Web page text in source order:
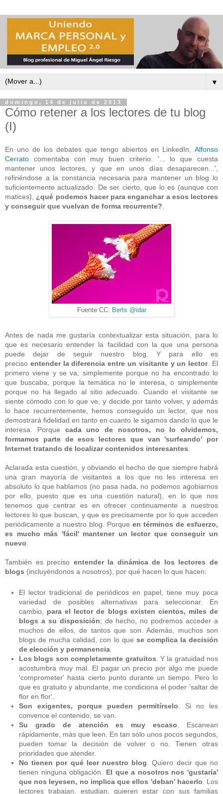
▼
domingo, 14 de julio de 2013
Cómo retener a los lectores de tu blog
(I)
En uno de los debates que tengo abiertos en LinkedIn, Alfonso
Cerrato comentaba con muy buen criterio: '... lo que cuesta
mantener unos lectores, y que en unos días desaparecen...',
refiriéndose a la constancia necesaria para mantener un blog lo
suficientemente actualizado. De ser cierto, que lo es (aunque con
matices),¿qué podemos hacer para enganchar a esos lectores
y conseguir que vuelvan de forma recurrente?.
Fuente CC: Berts @idar
Antes de nada me gustaría contextualizar esta situación, para lo
que es necesario entender la facilidad con la que una persona
puede dejar de seguir nuestro blog. Y para ello es
preciso entender la diferencia entre un visitante y un lector. El
primero viene y se va, simplemente porque no ha encontrado lo
que buscaba, porque la temática no le interesa, o simplemente
porque no ha llegado al sitio adecuado. Cuando el visitante se
siente cómodo con lo que ve, y decide por tanto volver, y además
lo hace recurrentemente, hemos conseguido un lector, que nos
demostrará fidelidad en tanto en cuanto le sigamos dando lo que le
interesa. Porque cada uno de nosotros, no lo olvidemos,
formamos parte de esos lectores que van 'surfeando' por
Internet tratando de localizar contenidos interesantes
Aclarada esta cuestión, y obviando el hecho de que siempre habrá
una gran mayoría de visitantes a los que no les interesa en
absoluto lo que hablamos (no pasa nada, no podemos agobiarnos
por ello, puesto que es una cuestión natural), en lo que nos
tenemos que centrar es en ofrecer continuamente a nuestros
lectores lo que buscan, y que es precisamente por lo que acceden
periódicamente a nuestro blog. Porque en términos de esfuerzo,
es mucho más 'fácil' mantener un lector que conseguir un
nuevo
También es preciso entender la dinámica de los lectores de
blogs (incluyéndonos a nosotros), por qué hacen lo que hacen:
El lector tradicional de periódicos en papel, tiene muy poca
variedad de posibles alternativas para seleccionar. En
cambio, para el lector de blogs existen cientos, miles de
blogs a su disposición; de hecho, no podremos acceder a
muchos de ellos, de tantos que son. Además, muchos son
blogs de mucha calidad, con lo que se complica la decisión
de elección y permanencia
Los blogs son completamente gratuitos . Y la gratuidad nos
acostumbra muy mal. El pagar un precio por algo me puede
'comprometer' hasta cierto punto durante un tiempo. Pero lo
que es gratuito y abundante, me condiciona el poder 'saltar de
flor en flor'.
Son exigentes, porque pueden permitírselo . Si no les
convence el contenido, se van.
Su grado de atención es muy escaso . Escanean
rápidamente, más que leen. En tan sólo unos pocos segundos,
pueden tomar la decisión de volver o no. Tienen otras
prioridades que atender.
No tienen por qué leer nuestro blog . Quiero decir que no
tienen ninguna obligación. El que a nosotros nos 'gustaría'
que nos leyesen, no implica que ellos 'deban' hacerlo . Los
lectores trabajan, estudian, quieren estar con sus familias